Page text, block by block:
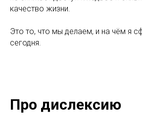
качество жизни.
Это то, что мы делаем, и на чём я
сегодня.
Про дислексию